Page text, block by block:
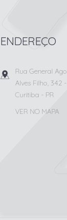
ENDEREÇO
Rua General
Alves Filho, 342
Curitiba - PR
VER NO MAPA